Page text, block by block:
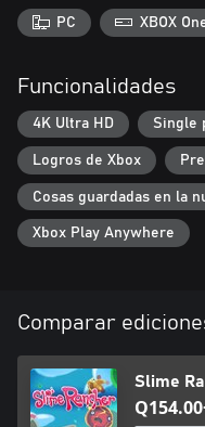
PC XBOX
Funcionalidades
4K Ultra HD Single
Logros de Xbox
Cosas guardadas en la
Xbox Play Anywhere
Comparar
Slime